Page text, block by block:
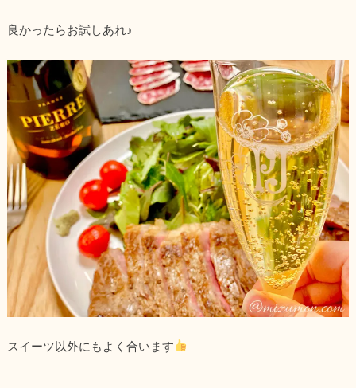
良かったらお試しあれ♪
スイーツ以外にもよく合います